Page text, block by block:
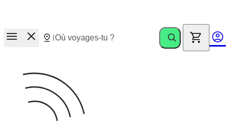
Invite des amis. Gagne jusqu’à €100